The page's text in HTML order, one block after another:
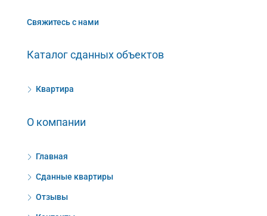
Свяжитесь с нами
Каталог сданных объектов
Квартира
О компании
Главная
Сданные квартиры
Отзывы